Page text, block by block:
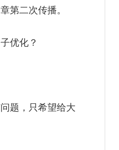
第二次传播。
优化？
题，只希望给大